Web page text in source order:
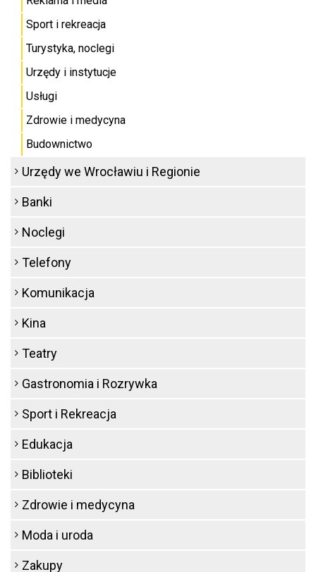
Sport i rekreacja
Turystyka, noclegi
Urzędy i instytucje
Usługi
Zdrowie i medycyna
Budownictwo
Urzędy we Wrocławiu i Regionie
Banki
Noclegi
Telefony
Komunikacja
Kina
Teatry
Gastronomia i Rozrywka
Sport i Rekreacja
Edukacja
Biblioteki
Zdrowie i medycyna
Moda i uroda
Zakupy